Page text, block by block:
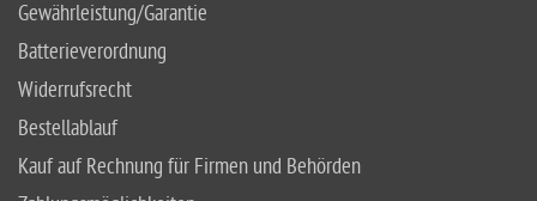
Gewährleistung/Garantie
Batterieverordnung
Widerrufsrecht
Bestellablauf
Kauf auf Rechnung für Firmen und Behörden